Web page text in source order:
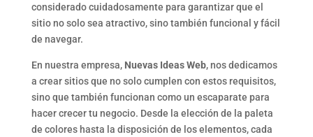
considerado cuidadosamente para garantizar que el
sitio no solo sea atractivo, sino también funcional y fácil
de navegar.
En nuestra empresa, Nuevas Ideas Web, nos dedicamos
a crear sitios que no solo cumplen con estos requisitos,
sino que también funcionan como un escaparate para
hacer crecer tu negocio. Desde la elección de la paleta
de colores hasta la disposición de los elementos, cada